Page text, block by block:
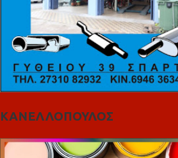
ΚΑΝΕΛΛΟΠΟΥΛΟΣ